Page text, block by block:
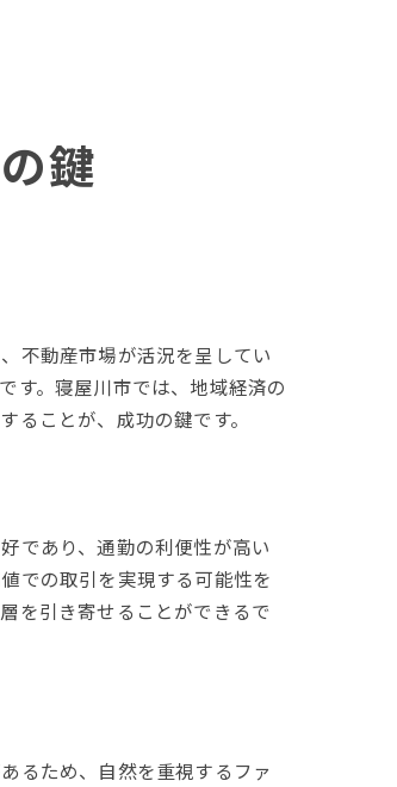
鍵
不動産市場が活況を呈してい
す。寝屋川市では、地域経済の
ことが、成功の鍵です。
であり、通勤の利便性が高い
での取引を実現する可能性を
を引き寄せることができるで
るため、自然を重視するファ